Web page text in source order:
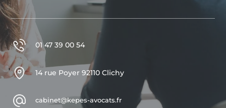
01 47 39 00 54
14 rue Poyer 92110 Clichy
cabinet@kepes-avocats.fr